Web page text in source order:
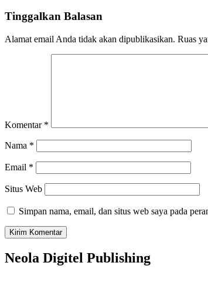
Tinggalkan Balasan
Alamat email Anda tidak akan dipublikasikan. Ruas
Komentar *
Nama *
Email *
Situs Web
Simpan nama, email, dan situs web saya pada
Neola Digitel Publishing